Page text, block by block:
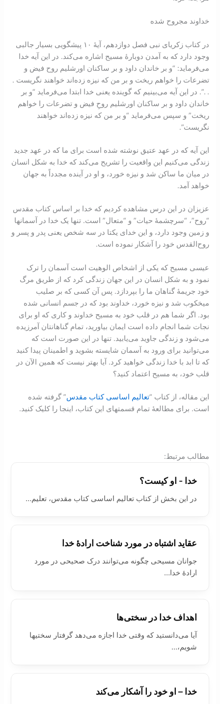
خداوند مجروح شده
در کتاب زکریای نبی فصل دوازدهم، آیۀ ۱۰ پیشگویی بسیار جالبی
وجود دارد که به آمدن دوبارۀ مسیح اشاره می‌کند. در این آیه خدا
می‌فرماید: “و بر خاندان داود و بر ساکنان اورشلیم روح فیض و
تضرعات را خواهم ریخت و بر من که نیزه زده‌اند خواهند نگریست .
. .”. در این آیه می‌بینیم که گوینده یعنی خدا ابتدا می‌فرماید “و بر
خاندان داود و بر ساکنان اورشلیم روحِ فیض و تضرعات را خواهم
ریخت” و سپس می‌فرماید “و بر من که نیزه زده‌اند خواهند
نگریست”.
این آیه که در عهد عتیق نوشته شده است برای ما که در عهد جدید
زندگی می‌کنیم این واقعیت را تشریح می‌کند که خدا به شکل انسان
در میان ما ساکن شد و نیزه خورد، و او در آینده مجدداً به جهان
خواهد آمد.
عزیزان در این درس مشاهده کردیم که خدا بر اساس کتاب مقدس
“روح”، “سرچشمۀ حیات” و “متعال” است. تنها یک خدا در آسمانها
و زمین وجود دارد، و این خدای یکتا در سه شخص یعنی پدر و پسر و
روح‌القدس خود را آشکار نموده است.
عیسی مسیح که یکی از اشخاص الوهیت است آسمان را ترک
نمود و به شکل انسان در این جهان زندگی کرد که از طریق مرگ
خود جریمۀ گناهان ما را بپردازد. پس آن کسی که بر صلیب
میخکوب شد و نیزه خورد، خداوند بود که در جسم انسانی شده
بود. اگر شما هم در قلب خود به مسیح خداوند و کاری که او برای
نجات شما انجام داده است ایمان بیاورید، تمام گناهانتان آمرزیده
می‌شود و زندگی جاوید می‌یابید. تنها در این صورت است که
می‌توانید برای ورود به آسمان شایسته بشوید و اطمینان پیدا کنید
که تا ابد با خدا زندگی خواهید کرد. آیا بهتر نیست که همین الآن در
قلب خود، به مسیح اعتماد کنید؟
اين مقاله، از کتاب “تعاليم اساسی کتاب‌ مقدس” گرفته شده
است. برای مطالعۀ تمام قسمتهای اين کتاب، اينجا را کليک کنيد.
:مطالب مرتبط
خدا - او کیست؟
در این بخش از کتاب تعاليم اساسی کتاب مقدس، تعلیم…
عقايد اشتباه در مورد شناخت ارادۀ خدا
جوانان مسيحی چگونه می‌توانند درک صحيحی در مورد
ارادۀ خدا…
اهداف خدا در سختی‌ها
آیا می‌دانستید که وقتی خدا اجازه می‌دهد گرفتار سختیها
شویم،…
خدا – او خود را آشکار می‌کند